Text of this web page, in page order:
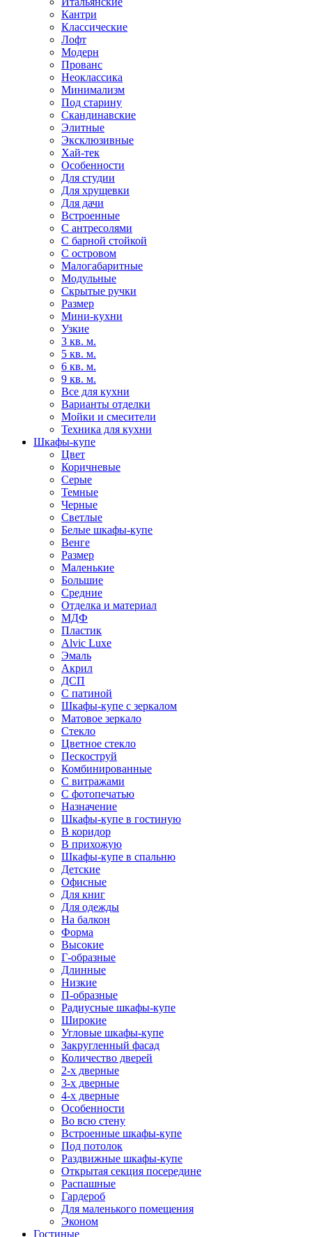
Кантри
Классические
Лофт
Модерн
Прованс
Неоклассика
Минимализм
Под старину
Скандинавские
Элитные
Эксклюзивные
Хай-тек
Особенности
Для студии
Для хрущевки
Для дачи
Встроенные
С антресолями
С барной стойкой
С островом
Малогабаритные
Модульные
Скрытые ручки
Размер
Мини-кухни
Узкие
3 кв. м.
5 кв. м.
6 кв. м.
9 кв. м.
Все для кухни
Варианты отделки
Мойки и смесители
Техника для кухни
Шкафы-купе
Цвет
Коричневые
Серые
Темные
Черные
Светлые
Белые шкафы-купе
Венге
Размер
Маленькие
Большие
Средние
Отделка и материал
МДФ
Пластик
Alvic Luxe
Эмаль
Акрил
ДСП
С патиной
Шкафы-купе с зеркалом
Матовое зеркало
Стекло
Цветное стекло
Пескоструй
Комбинированные
С витражами
С фотопечатью
Назначение
Шкафы-купе в гостиную
В коридор
В прихожую
Шкафы-купе в спальню
Детские
Офисные
Для книг
Для одежды
На балкон
Форма
Высокие
Г-образные
Длинные
Низкие
П-образные
Радиусные шкафы-купе
Широкие
Угловые шкафы-купе
Закругленный фасад
Количество дверей
2-х дверные
3-х дверные
4-х дверные
Особенности
Во всю стену
Встроенные шкафы-купе
Под потолок
Раздвижные шкафы-купе
Открытая секция посередине
Распашные
Гардероб
Для маленького помещения
Эконом
Гостиные